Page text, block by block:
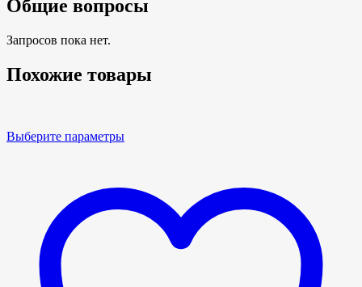
Общие вопросы
Запросов пока нет.
Похожие товары
Выберите параметры